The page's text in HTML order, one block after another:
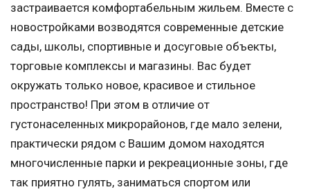
застраивается комфортабельным жильем. Вместе с
новостройками возводятся современные детские
сады, школы, спортивные и досуговые объекты,
торговые комплексы и магазины. Вас будет
окружать только новое, красивое и стильное
пространство! При этом в отличие от
густонаселенных микрорайонов, где мало зелени,
практически рядом с Вашим домом находятся
многочисленные парки и рекреационные зоны, где
так приятно гулять, заниматься спортом или